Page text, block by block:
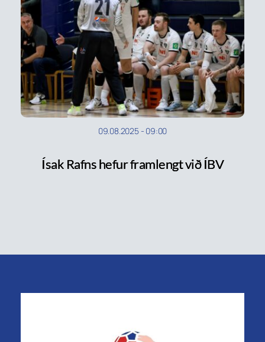
09.08.2025- 09:00
Ísak Rafns hefur framlengt við ÍBV